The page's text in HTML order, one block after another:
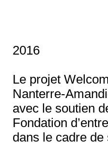
2016
Le projet
Nanterre-
avec le soutien
Fondation
dans le cadre